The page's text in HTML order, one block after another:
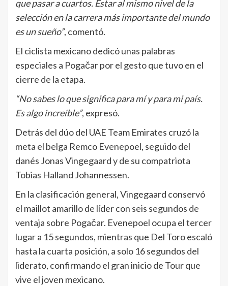
que pasar a cuartos. Estar al mismo nivel de la
selección en la carrera más importante del mundo
es un sueño”, comentó.
El ciclista mexicano dedicó unas palabras
especiales a Pogačar por el gesto que tuvo en el
cierre de la etapa.
“No sabes lo que significa para mí y para mi país.
Es algo increíble”, expresó.
Detrás del dúo del UAE Team Emirates cruzó la
meta el belga Remco Evenepoel, seguido del
danés Jonas Vingegaard y de su compatriota
Tobias Halland Johannessen.
En la clasificación general, Vingegaard conservó
el maillot amarillo de líder con seis segundos de
ventaja sobre Pogačar. Evenepoel ocupa el tercer
lugar a 15 segundos, mientras que Del Toro escaló
hasta la cuarta posición, a solo 16 segundos del
liderato, confirmando el gran inicio de Tour que
vive el joven mexicano.